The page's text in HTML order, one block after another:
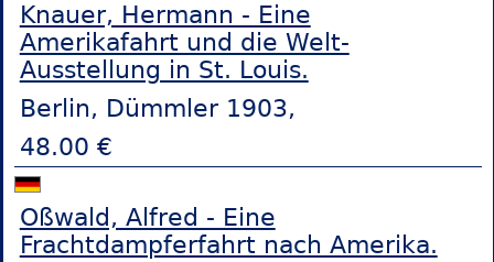
Knauer, Hermann - Eine
Amerikafahrt und die Welt-
Ausstellung in St. Louis.
Berlin, Dümmler 1903,
48.00 €
Oßwald, Alfred - Eine
Frachtdampferfahrt nach Amerika.